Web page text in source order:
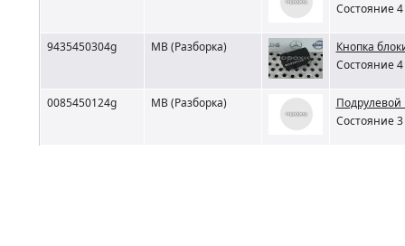
Состояние 4
9435450304g MB (Разборка)
Кнопка
Состояние 4
0085450124g MB (Разборка)
Подрулевой
Состояние 3